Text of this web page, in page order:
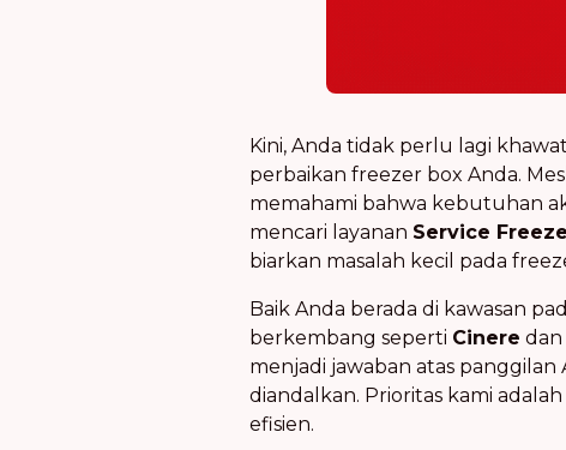
Kini, Anda tidak perlu lagi
perbaikan freezer box Anda.
memahami bahwa kebutuhan
mencari layanan Service
biarkan masalah kecil pada
Baik Anda berada di kawasan
berkembang seperti Cinere dan
menjadi jawaban atas
diandalkan. Prioritas kami
efisien.